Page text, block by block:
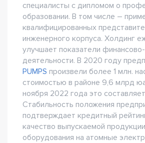
специалисты с дипломом о
образовании. В том числе –
квалифицированных
инженерного корпуса. Холдинг
улучшает показатели
деятельности. В 2020 году
PUMPS произвели более 1 млн.
стоимостью в районе 9,6 млрд
ноября 2022 года это
Стабильность положения
подтверждает кредитный
качество выпускаемой
оборудования на атомные